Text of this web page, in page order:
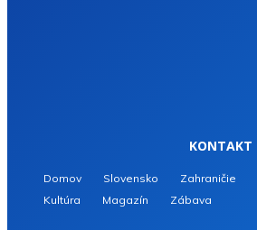
KONTAKT
Domov Slovensko Zahraničie
Kultúra
Magazín Zábava